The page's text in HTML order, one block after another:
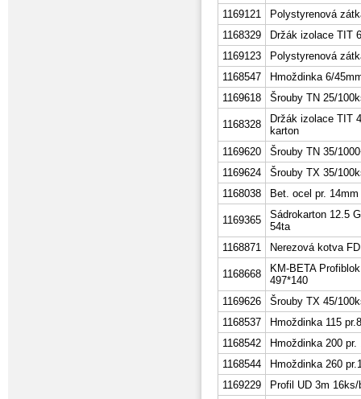
1169121
Polystyrenová
1168329
Držák izolace TIT
1169123
Polystyrenová
1168547
Hmoždinka 6/
1169618
Šrouby TN 25/
1168328
Držák izolace TIT
karton
1169620
Šrouby TN 35/
1169624
Šrouby TX 35/
1168038
Bet. ocel pr. 14mm
1169365
Sádrokarton 12.5
54ta
1168871
Nerezová kotva
1168668
KM-BETA
497*140
1169626
Šrouby TX 45/
1168537
Hmoždinka 115
1168542
Hmoždinka 200
1168544
Hmoždinka 260
1169229
Profil UD 3m